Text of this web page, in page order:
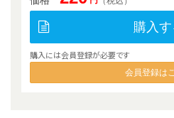
購入す
購入には会員登録が必要です
会員登録は